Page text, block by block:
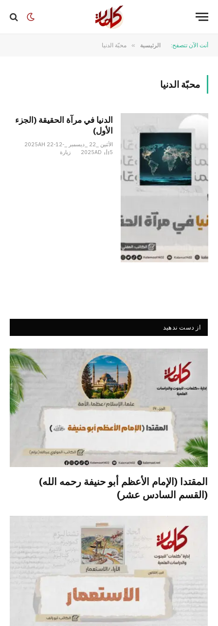
أنت الآن تتصفح: الرئيسية » محبّة الدنيا
محبّة الدنيا
الدنيا في مرآة الحقيقة (الجزء
الأول)
الأثنين _22 _ديسمبر _2025AH 22-12-
2025AD
5 زيارة
از دست ندهید
المقتدا (الإمام الأعظم أبو حنيفة رحمه الله)
(القسم السادس عشر)